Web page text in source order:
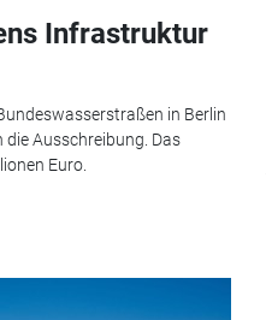
Infrastruktur
in Berlin
Ausschreibung. Das
Euro.